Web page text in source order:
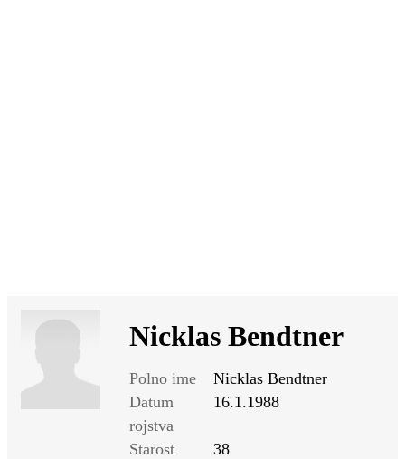
Nicklas Bendtner
Polno ime
Nicklas Bendtner
Datum
rojstva
16.1.1988
Starost
38